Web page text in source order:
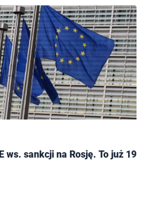
ws. sankcji na Rosję. To już 19.